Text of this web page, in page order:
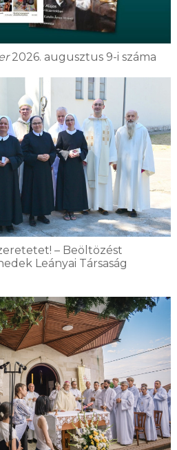
2026. augusztus 9-i száma
– Beöltözést
Leányai Társaság